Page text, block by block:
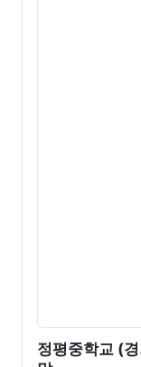
정평중학교 (